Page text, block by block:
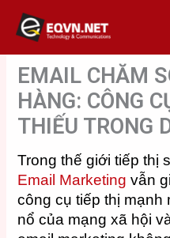
content
EMAIL CHĂM
HÀNG: CÔNG
THIẾU TRONG
Trong thế giới tiếp thị
Email Marketing vẫn
công cụ tiếp thị mạnh
nổ của mạng xã hội